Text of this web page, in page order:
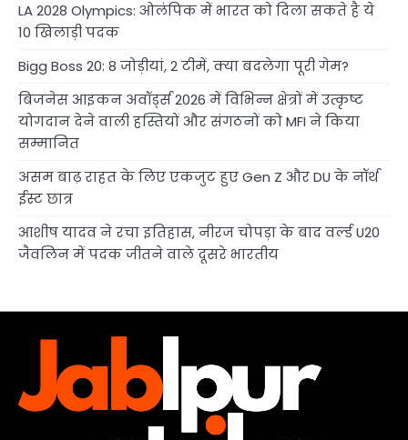
LA 2028 Olympics: ओलंपिक में भारत को दिला सकते है ये
10 खिलाड़ी पदक
Bigg Boss 20: 8 जोड़ीयां, 2 टीमें, क्या बदलेगा पूरी गेम?
बिजनेस आइकन अवॉर्ड्स 2026 में विभिन्न क्षेत्रों में उत्कृष्ट
योगदान देने वाली हस्तियों और संगठनों को MFI ने किया
सम्मानित
असम बाढ़ राहत के लिए एकजुट हुए Gen Z और DU के नॉर्थ
ईस्ट छात्र
आशीष यादव ने रचा इतिहास, नीरज चोपड़ा के बाद वर्ल्ड U20
जैवलिन में पदक जीतने वाले दूसरे भारतीय